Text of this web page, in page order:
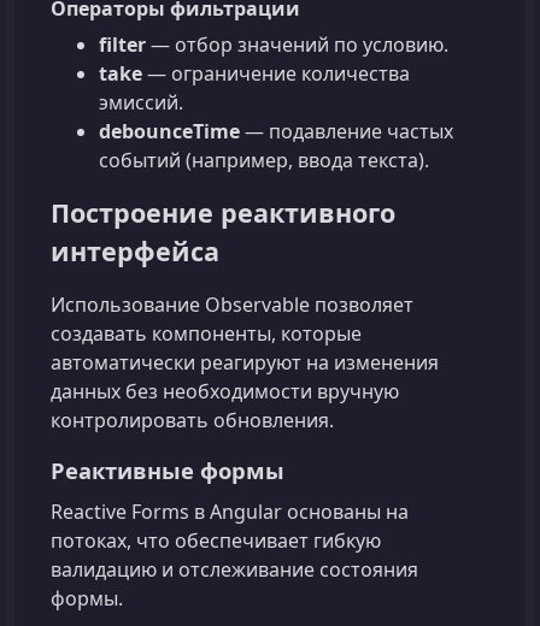
Операторы фильтрации
filter— отбор значений по условию.
take— ограничение количества
эмиссий.
debounceTime— подавление частых
событий (например, ввода текста).
Построение реактивного
интерфейса
Использование Observable позволяет
создавать компоненты, которые
автоматически реагируют на изменения
данных без необходимости вручную
контролировать обновления.
Реактивные формы
Reactive Forms в Angular основаны на
потоках, что обеспечивает гибкую
валидацию и отслеживание состояния
формы.